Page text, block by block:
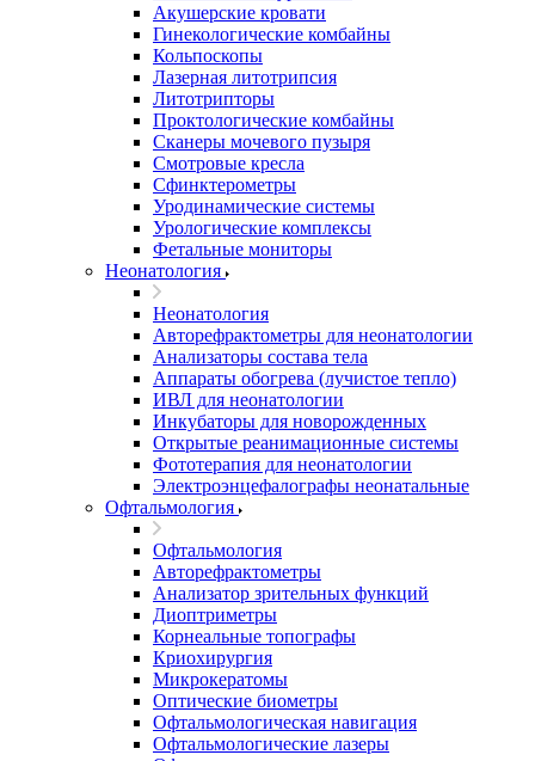
Акушерские кровати
Гинекологические комбайны
Кольпоскопы
Лазерная литотрипсия
Литотрипторы
Проктологические комбайны
Сканеры мочевого пузыря
Смотровые кресла
Сфинктерометры
Уродинамические системы
Урологические комплексы
Фетальные мониторы
Неонатология
Неонатология
Авторефрактометры для неонатологии
Анализаторы состава тела
Аппараты обогрева (лучистое тепло)
ИВЛ для неонатологии
Инкубаторы для новорожденных
Открытые реанимационные системы
Фототерапия для неонатологии
Электроэнцефалографы неонатальные
Офтальмология
Офтальмология
Авторефрактометры
Анализатор зрительных функций
Диоптриметры
Корнеальные топографы
Криохирургия
Микрокератомы
Оптические биометры
Офтальмологическая навигация
Офтальмологические лазеры